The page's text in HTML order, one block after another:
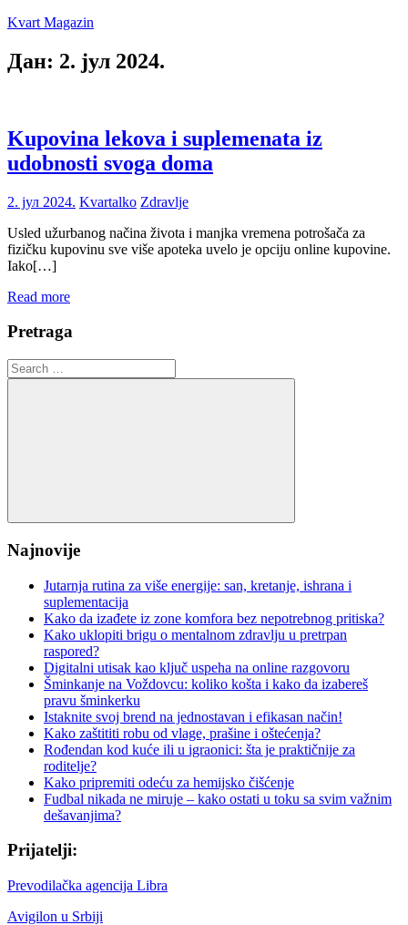
Skip
content
Kvart Magazin
Na
Дан: 2. јул 2024.
Kupovina lekova i suplemenata iz
udobnosti svoga doma
2. јул 2024. Kvartalko Zdravlje
Usled užurbanog načina života i manjka vremena potrošača za
fizičku kupovinu sve više apoteka uvelo je opciju online kupovine.
Iako[…]
Read more
Pretraga
Search
for:
Search
Najnovije
Jutarnja rutina za više energije: san, kretanje, ishrana i
suplementacija
Kako da izađete iz zone komfora bez nepotrebnog pritiska?
Kako uklopiti brigu o mentalnom zdravlju u pretrpan
raspored?
Digitalni utisak kao ključ uspeha na online razgovoru
Šminkanje na Voždovcu: koliko košta i kako da izabereš
pravu šminkerku
Istaknite svoj brend na jednostavan i efikasan način!
Kako zaštititi robu od vlage, prašine i oštećenja?
Rođendan kod kuće ili u igraonici: šta je praktičnije za
roditelje?
Kako pripremiti odeću za hemijsko čišćenje
Fudbal nikada ne miruje – kako ostati u toku sa svim važnim
dešavanjima?
Prijatelji:
Prevodilačka agencija Libra
Avigilon u Srbiji